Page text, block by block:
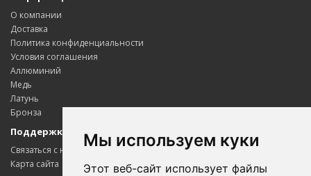
Мы используем куки
Этот веб-сайт использует файлы
О компании
Доставка
Политика конфиденциальности
Условия соглашения
Аллюминий
Медь
Латунь
Бронза
Поддержка клиентов
Связаться с нами
Карта сайта